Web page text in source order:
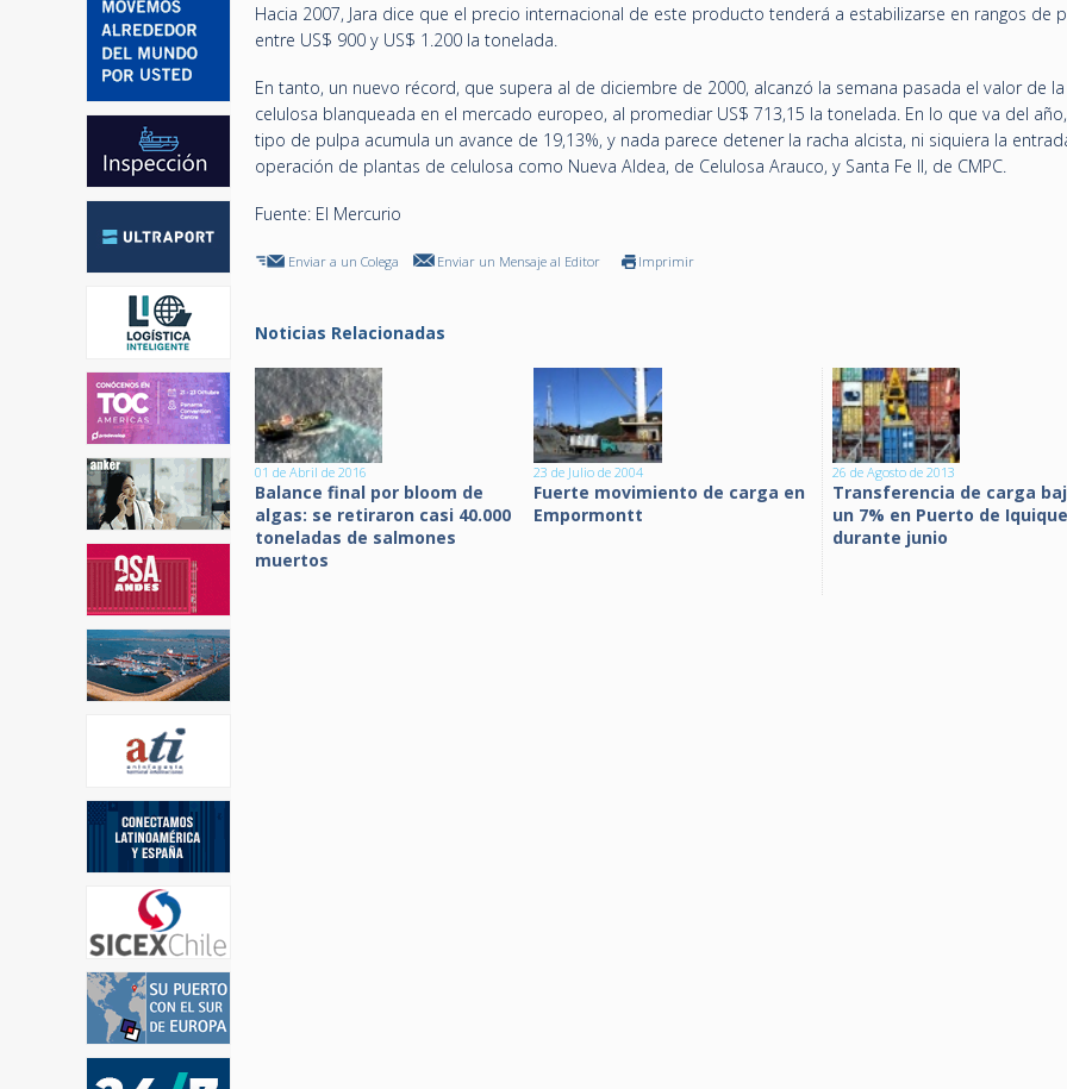
Hacia 2007, Jara dice que el precio internacional de este producto tenderá a estabilizarse en rangos de
entre US$ 900 y US$ 1.200 la tonelada.
En tanto, un nuevo récord, que supera al de diciembre de 2000, alcanzó la semana pasada el valor de la
celulosa blanqueada en el mercado europeo, al promediar US$ 713,15 la tonelada. En lo que va del
tipo de pulpa acumula un avance de 19,13%, y nada parece detener la racha alcista, ni siquiera la
operación de plantas de celulosa como Nueva Aldea, de Celulosa Arauco, y Santa Fe II, de CMPC.
Fuente: El Mercurio
Enviar a un Colega Enviar un Mensaje al Editor Imprimir
Noticias Relacionadas
01 de Abril de 2016
Balance final por bloom de
algas: se retiraron casi 40.000
toneladas de salmones
muertos
23 de Julio de 2004
Fuerte movimiento de carga en
Empormontt
26 de Agosto de 2013
Transferencia de carga
un 7% en Puerto de Iquique
durante junio